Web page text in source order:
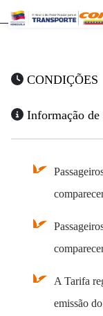
CONDIÇÕES
Informação de
A Tarifa
emissão